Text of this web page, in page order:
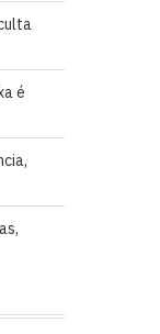
é